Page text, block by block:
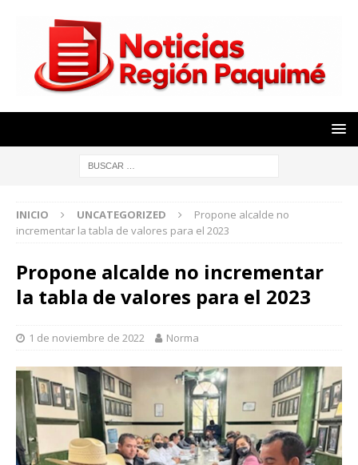
INICIO UNCATEGORIZED
Propone alcalde no
incrementar la tabla de valores para el 2023
Propone alcalde no incrementar
la tabla de valores para el 2023
1 de noviembre de 2022 Norma